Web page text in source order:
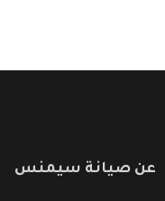
عن صيانة سيمنس